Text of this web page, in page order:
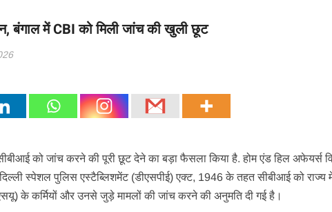
बंगाल में CBI को मिली जांच की खुली छूट
को जांच करने की पूरी छूट देने का बड़ा फैसला किया है. होम एंड हिल
स्पेशल पुलिस एस्टैब्लिशमेंट (डीएसपीई) एक्ट, 1946 के तहत सीबीआई को राज्य
के कर्मियों और उनसे जुड़े मामलों की जांच करने की अनुमति दी गई है।